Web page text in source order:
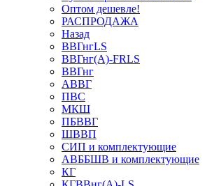
Оптом дешевле!
РАСПРОДАЖА
Назад
ВВГнгLS
ВВГнг(А)-FRLS
ВВГнг
АВВГ
ПВС
МКШ
ПБВВГ
ШВВП
СИП и комплектующие
АВББШВ и комплектующие
КГ